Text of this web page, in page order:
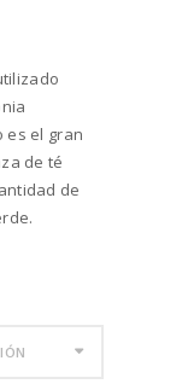
es el gran
de té
de